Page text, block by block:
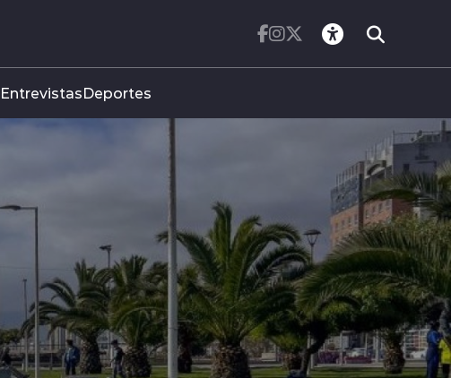
EntrevistasDeportes